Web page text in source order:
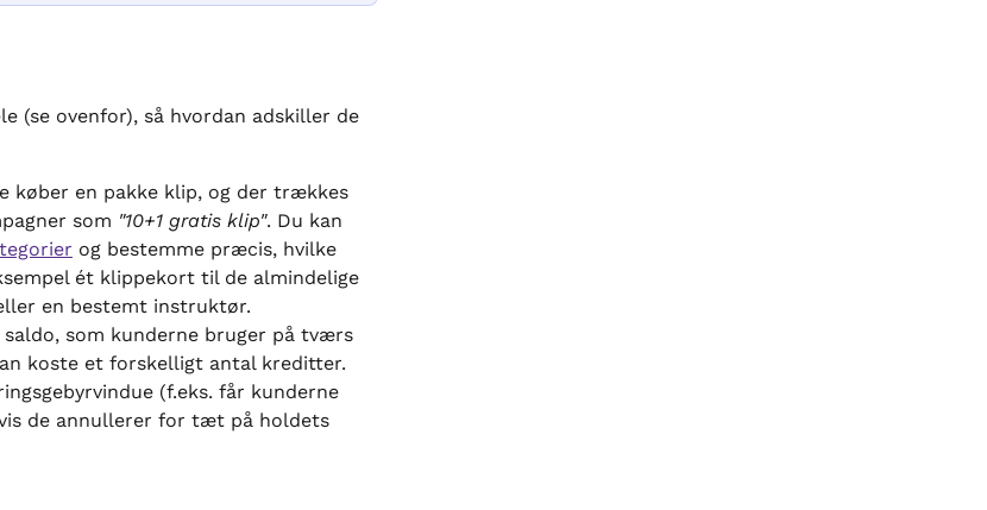
(se ovenfor), så hvordan adskiller de
køber en pakke klip, og der trækkes
som "10+1 gratis klip". Du kan
og bestemme præcis, hvilke
ét klippekort til de almindelige
en bestemt instruktør.
som kunderne bruger på tværs
koste et forskelligt antal kreditter.
(f.eks. får kunderne
de annullerer for tæt på holdets